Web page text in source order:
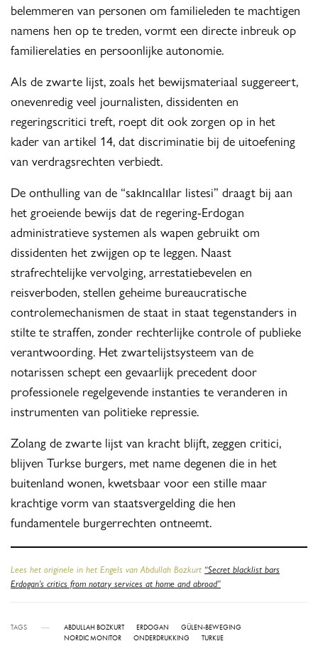
belemmeren van personen om familieleden te machtigen
namens hen op te treden, vormt een directe inbreuk op
familierelaties en persoonlijke autonomie.
Als de zwarte lijst, zoals het bewijsmateriaal suggereert,
onevenredig veel journalisten, dissidenten en
regeringscritici treft, roept dit ook zorgen op in het
kader van artikel 14, dat discriminatie bij de uitoefening
van verdragsrechten verbiedt.
De onthulling van de “sakıncalılar listesi” draagt bij aan
het groeiende bewijs dat de regering-Erdogan
administratieve systemen als wapen gebruikt om
dissidenten het zwijgen op te leggen. Naast
strafrechtelijke vervolging, arrestatiebevelen en
reisverboden, stellen geheime bureaucratische
controlemechanismen de staat in staat tegenstanders in
stilte te straffen, zonder rechterlijke controle of publieke
verantwoording. Het zwartelijstsysteem van de
notarissen schept een gevaarlijk precedent door
professionele regelgevende instanties te veranderen in
instrumenten van politieke repressie.
Zolang de zwarte lijst van kracht blijft, zeggen critici,
blijven Turkse burgers, met name degenen die in het
buitenland wonen, kwetsbaar voor een stille maar
krachtige vorm van staatsvergelding die hen
fundamentele burgerrechten ontneemt.
Lees het originele in het Engels van Abdullah Bozkurt “Secret blacklist bars
Erdogan’s critics from notary services at home and abroad”
TAGS ABDULLAH BOZKURT ERDOGAN
GÜLEN-BEWEGING
NORDIC MONITOR
ONDERDRUKKING TURKIJE